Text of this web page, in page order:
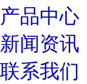
产品中心
新闻资讯
联系我们